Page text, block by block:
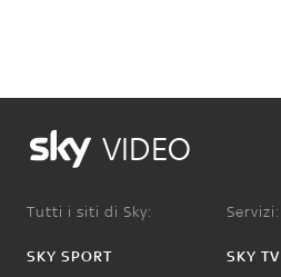
VIDEO
Tutti i siti di Sky:
SKY SPORT
Servizi:
SKY TV